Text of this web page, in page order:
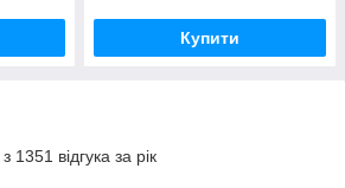
Купити
1351 відгука за рік